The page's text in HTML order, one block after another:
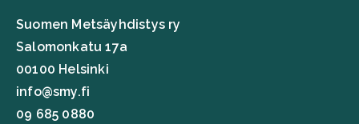
Suomen Metsäyhdistys ry
Salomonkatu 17a
00100 Helsinki
info@smy.fi
09 685 0880